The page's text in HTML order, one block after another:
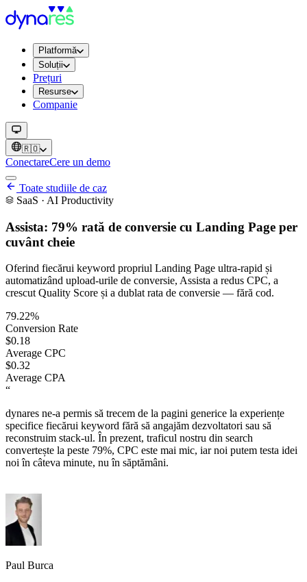
Platformă
Soluții
Prețuri
Resurse
Companie
🇷🇴
ConectareCere un demo
Toate studiile de caz
SaaS · AI Productivity
Assista: 79% rată de conversie cu Landing Page per
cuvânt cheie
Oferind fiecărui keyword propriul Landing Page ultra-rapid și
automatizând upload-urile de conversie, Assista a redus CPC, a
crescut Quality Score și a dublat rata de conversie — fără cod.
79.22%
Conversion Rate
$0.18
Average CPC
$0.32
Average CPA
“
dynares ne-a permis să trecem de la pagini generice la experiențe
specifice fiecărui keyword fără să angajăm dezvoltatori sau să
reconstruim stack-ul. În prezent, traficul nostru din search
convertește la peste 79%, CPC este mai mic, iar noi putem testa idei
noi în câteva minute, nu în săptămâni.
Paul Burca